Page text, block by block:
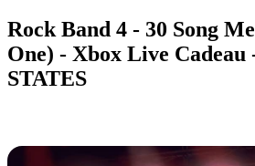
Rock Band 4 - 30 Song
One) - Xbox Live
STATES